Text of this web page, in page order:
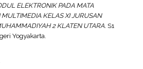
ELEKTRONIK PADA MATA
KELAS XI JURUSAN
2 KLATEN UTARA. S1
Yogyakarta.